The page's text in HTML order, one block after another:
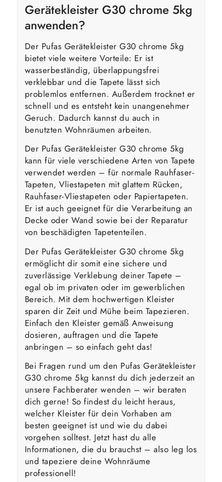
Gerätekleister G30 chrome 5kg
anwenden?
Der Pufas Gerätekleister G30 chrome 5kg
bietet viele weitere Vorteile: Er ist
wasserbeständig, überlappungsfrei
verklebbar und die Tapete lässt sich
problemlos entfernen. Außerdem trocknet er
schnell und es entsteht kein unangenehmer
Geruch. Dadurch kannst du auch in
benutzten Wohnräumen arbeiten.
Der Pufas Gerätekleister G30 chrome 5kg
kann für viele verschiedene Arten von Tapete
verwendet werden – für normale Rauhfaser-
Tapeten, Vliestapeten mit glattem Rücken,
Rauhfaser-Vliestapeten oder Papiertapeten.
Er ist auch geeignet für die Verarbeitung an
Decke oder Wand sowie bei der Reparatur
von beschädigten Tapetenteilen.
Der Pufas Gerätekleister G30 chrome 5kg
ermöglicht dir somit eine sichere und
zuverlässige Verklebung deiner Tapete –
egal ob im privaten oder im gewerblichen
Bereich. Mit dem hochwertigen Kleister
sparen dir Zeit und Mühe beim Tapezieren.
Einfach den Kleister gemäß Anweisung
dosieren, auftragen und die Tapete
anbringen – so einfach geht das!
Bei Fragen rund um den Pufas Gerätekleister
G30 chrome 5kg kannst du dich jederzeit an
unsere Fachberater wenden – wir beraten
dich gerne! So findest du leicht heraus,
welcher Kleister für dein Vorhaben am
besten geeignet ist und wie du dabei
vorgehen solltest. Jetzt hast du alle
Informationen, die du brauchst – also leg los
und tapeziere deine Wohnräume
professionell!